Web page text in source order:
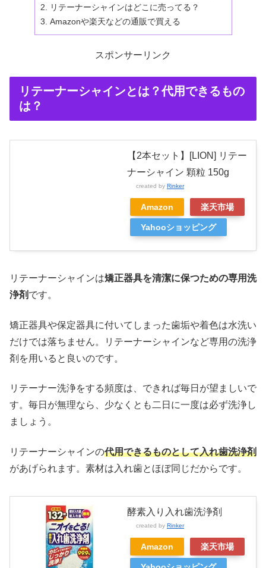
リテーナーシャインはどこに売ってる？
Amazonや楽天などの通販で買える
スポンサーリンク
リテーナーシャインとは？代用できるもの
は？
【2本セット】[LION] リテー
ナーシャイン 顆粒 150g
created by Rinker
Amazon 楽天市場
Yahooショッピング
リテーナーシャインは矯正器具を清潔に保つための専用洗
浄剤 です。
矯正器具や保定器具に付いてしまった歯垢や着色は水洗い
だけでは落ちません。リテーナーシャインなど専用の洗浄
剤を用いると良いのです。
リテーナー洗浄をする頻度は、できれば毎日が望ましいで
す。毎日が無理なら、少なくとも二日に一度は必ず洗浄し
ましょう。
リテーナーシャインの代用できるものとして入れ歯洗浄剤
があげられます。素材は入れ歯とほぼ同じだからです。
酵素入り入れ歯洗浄剤
created by Rinker
Amazon 楽天市場